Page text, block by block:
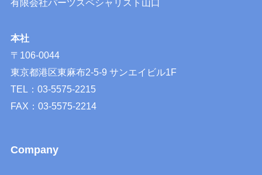
有限会社パーツスペシャリスト山口
本社
〒106-0044
東京都港区東麻布2-5-9 サンエイビル1F
TEL：03-5575-2215
FAX：03-5575-2214
Company